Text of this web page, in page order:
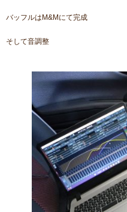
バッフルはM&Mにて完成
そして音調整